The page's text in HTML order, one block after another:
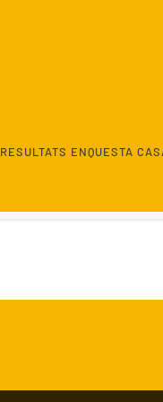
RESULTATS ENQUESTA